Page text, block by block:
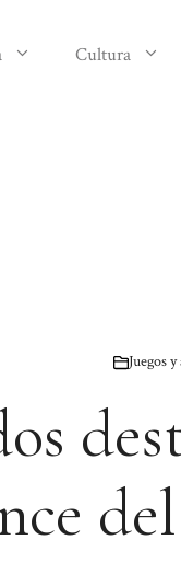
Cultura
Juegos y